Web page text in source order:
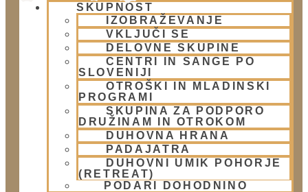
SKUPNOST
IZOBRAŽEVANJE
VKLJUČI SE
DELOVNE SKUPINE
CENTRI IN SANGE PO
SLOVENIJI
OTROŠKI IN MLADINSKI
PROGRAMI
SKUPINA ZA PODPORO
DRUŽINAM IN OTROKOM
DUHOVNA HRANA
PADAJATRA
DUHOVNI UMIK POHORJE
(RETREAT)
PODARI DOHODNINO
Klikni gumb spodaj.
Doniraj